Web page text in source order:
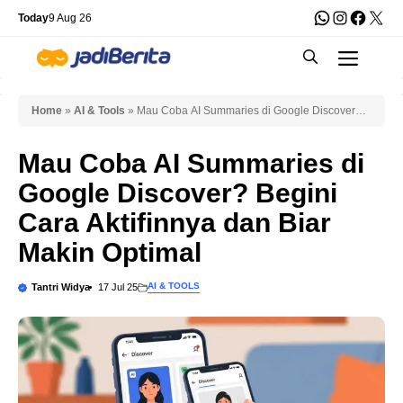
Skip
content
Today9 Aug 26 WhatsApp
X
Home » AI & Tools » Mau Coba AI Summaries di Google Discover?
Mau Coba AI Summaries di
Google Discover? Begini
Cara Aktifinnya dan Biar
Makin Optimal
Tantri Widya 17 Jul 25 AI & TOOLS